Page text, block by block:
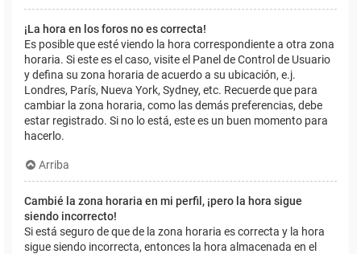
¡La hora en los foros no es correcta!
Es posible que esté viendo la hora correspondiente a otra zona
horaria. Si este es el caso, visite el Panel de Control de Usuario
y defina su zona horaria de acuerdo a su ubicación, e.j.
Londres, París, Nueva York, Sydney, etc. Recuerde que para
cambiar la zona horaria, como las demás preferencias, debe
estar registrado. Si no lo está, este es un buen momento para
hacerlo.
Arriba
Cambié la zona horaria en mi perfil, ¡pero la hora sigue
siendo incorrecto!
Si está seguro de que de la zona horaria es correcta y la hora
sigue siendo incorrecta, entonces la hora almacenada en el